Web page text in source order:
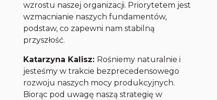
wzrostu naszej organizacji. Priorytetem jest
wzmacnianie naszych fundamentów,
podstaw, co zapewni nam stabilną
przyszłość.
Katarzyna Kalisz: Rośniemy naturalnie i
jesteśmy w trakcie bezprecedensowego
rozwoju naszych mocy produkcyjnych.
Biorąc pod uwagę naszą strategię w